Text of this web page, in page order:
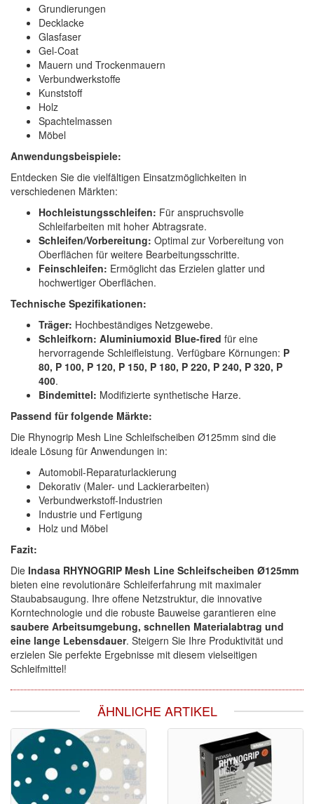
Grundierungen
Decklacke
Glasfaser
Gel-Coat
Mauern und Trockenmauern
Verbundwerkstoffe
Kunststoff
Holz
Spachtelmassen
Möbel
Anwendungsbeispiele:
Entdecken Sie die vielfältigen Einsatzmöglichkeiten in
verschiedenen Märkten:
Hochleistungsschleifen: Für anspruchsvolle
Schleifarbeiten mit hoher Abtragsrate.
Schleifen/Vorbereitung: Optimal zur Vorbereitung von
Oberflächen für weitere Bearbeitungsschritte.
Feinschleifen: Ermöglicht das Erzielen glatter und
hochwertiger Oberflächen.
Technische Spezifikationen:
Träger: Hochbeständiges Netzgewebe.
Schleifkorn: Aluminiumoxid Blue-fired für eine
hervorragende Schleifleistung. Verfügbare Körnungen: P
80, P 100, P 120, P 150, P 180, P 220, P 240, P 320, P
400.
Bindemittel: Modifizierte synthetische Harze.
Passend für folgende Märkte:
Die Rhynogrip Mesh Line Schleifscheiben Ø125mm sind die
ideale Lösung für Anwendungen in:
Automobil-Reparaturlackierung
Dekorativ (Maler- und Lackierarbeiten)
Verbundwerkstoff-Industrien
Industrie und Fertigung
Holz und Möbel
Fazit:
Die Indasa RHYNOGRIP Mesh Line Schleifscheiben Ø125mm
bieten eine revolutionäre Schleiferfahrung mit maximaler
Staubabsaugung. Ihre offene Netzstruktur, die innovative
Korntechnologie und die robuste Bauweise garantieren eine
saubere Arbeitsumgebung, schnellen Materialabtrag und
eine lange Lebensdauer. Steigern Sie Ihre Produktivität und
erzielen Sie perfekte Ergebnisse mit diesem vielseitigen
Schleifmittel!
ÄHNLICHE ARTIKEL